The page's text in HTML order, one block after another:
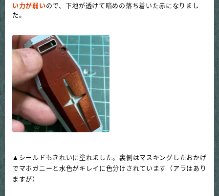
い力が弱いので、下地が透けて暗めの落ち着いた赤になりまし
た。
▲シールドもきれいに塗れました。裏側はマスキングしたおかげ
でマホガニーと水色がキレイに色分けされています（アラはあり
ますが）